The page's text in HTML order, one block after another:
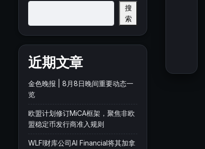
搜
索
近期文章
金色晚报 | 8月8日晚间重要动态一
览
欧盟计划修订MiCA框架，聚焦非欧
盟稳定币发行商准入规则
WLFI财库公司AI Financial将其加拿